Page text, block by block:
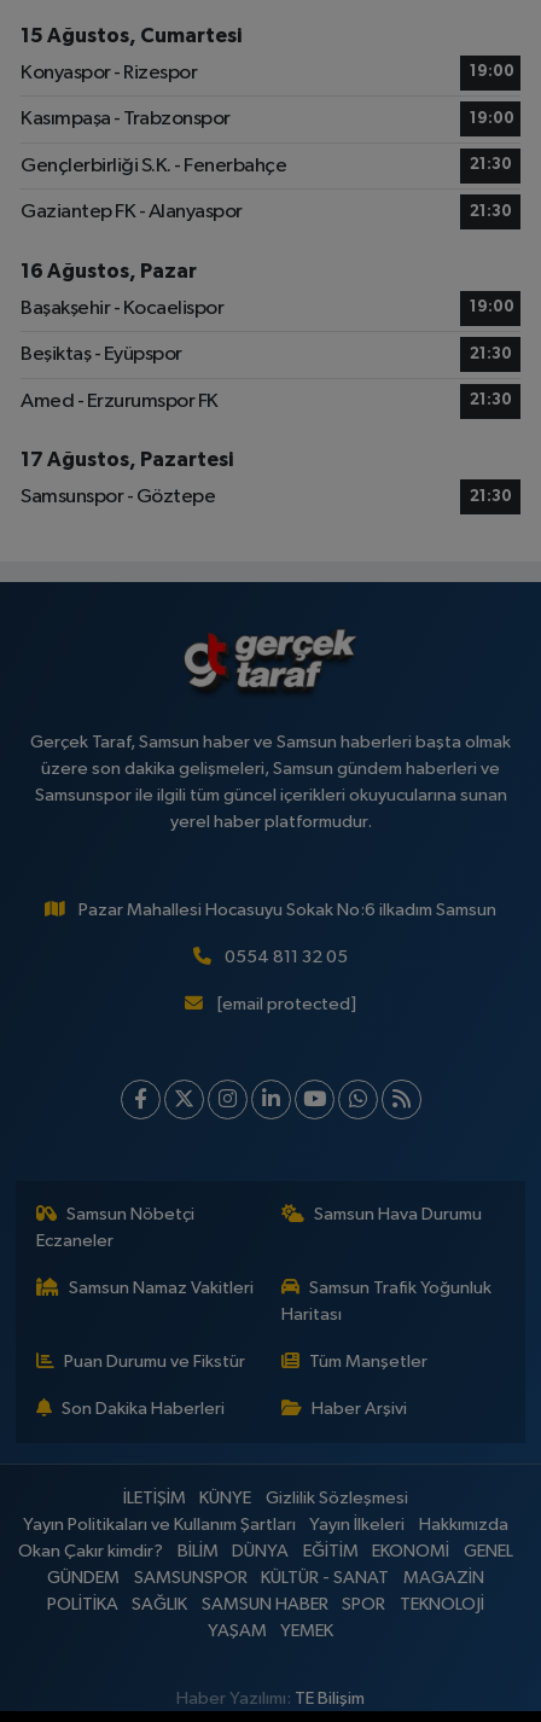
15 Ağustos, Cumartesi
Konyaspor - Rizespor
19:00
Kasımpaşa - Trabzonspor 19:00
Gençlerbirliği S.K. - Fenerbahçe 21:30
Gaziantep FK - Alanyaspor 21:30
16 Ağustos, Pazar
Başakşehir - Kocaelispor
19:00
Beşiktaş - Eyüpspor 21:30
Amed - Erzurumspor FK 21:30
17 Ağustos, Pazartesi
Samsunspor - Göztepe
21:30
Gerçek Taraf, Samsun haber ve Samsun haberleri başta olmak
üzere son dakika gelişmeleri, Samsun gündem haberleri ve
Samsunspor ile ilgili tüm güncel içerikleri okuyucularına sunan
yerel haber platformudur.
Pazar Mahallesi Hocasuyu Sokak No:6 ilkadım Samsun
0554 811 32 05
[email protected]
Samsun Nöbetçi
Eczaneler
Samsun Hava Durumu
Samsun Namaz Vakitleri
Samsun Trafik Yoğunluk
Haritası
Puan Durumu ve Fikstür Tüm Manşetler
Son Dakika Haberleri Haber Arşivi
İLETİŞİM KÜNYE
Gizlilik Sözleşmesi
Yayın Politikaları ve Kullanım Şartları
Yayın İlkeleri
Hakkımızda
Okan Çakır kimdir?
BİLİM DÜNYA EĞİTİM EKONOMİ
GENEL
GÜNDEM
SAMSUNSPOR KÜLTÜR - SANAT
MAGAZİN
POLİTİKA
SAĞLIK SAMSUN HABER SPOR
TEKNOLOJİ
YAŞAM
YEMEK
Haber Yazılımı: TE Bilişim